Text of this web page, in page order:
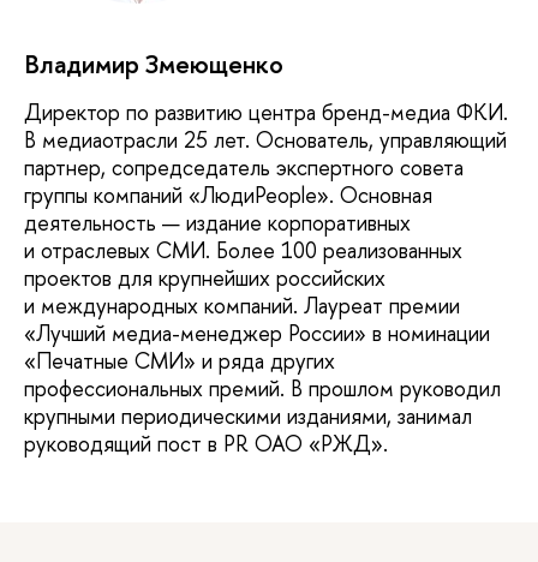
Владимир Змеющенко
Директор по развитию центра бренд-медиа ФКИ.
В медиаотрасли 25 лет. Основатель, управляющий
партнер, сопредседатель экспертного совета
группы компаний «ЛюдиPeople». Основная
деятельность — издание корпоративных
и отраслевых СМИ. Более 100 реализованных
проектов для крупнейших российских
и международных компаний. Лауреат премии
«Лучший медиа-менеджер России» в номинации
«Печатные СМИ» и ряда других
профессиональных премий. В прошлом руководил
крупными периодическими изданиями, занимал
руководящий пост в PR ОАО «РЖД».